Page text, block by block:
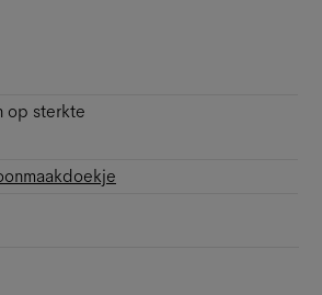
op sterkte